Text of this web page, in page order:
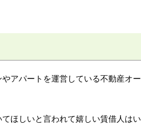
アパートを運営している不動産オ
ほしいと言われて嬉しい賃借人は